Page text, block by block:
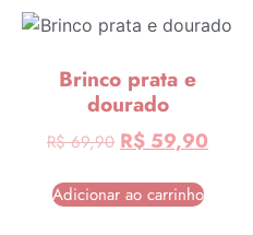
Brinco prata e
dourado
R$69,90 R$59,90
Adicionar ao carrinho